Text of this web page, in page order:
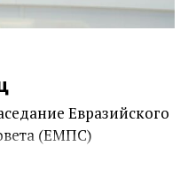
Евразийского
(ЕМПС)